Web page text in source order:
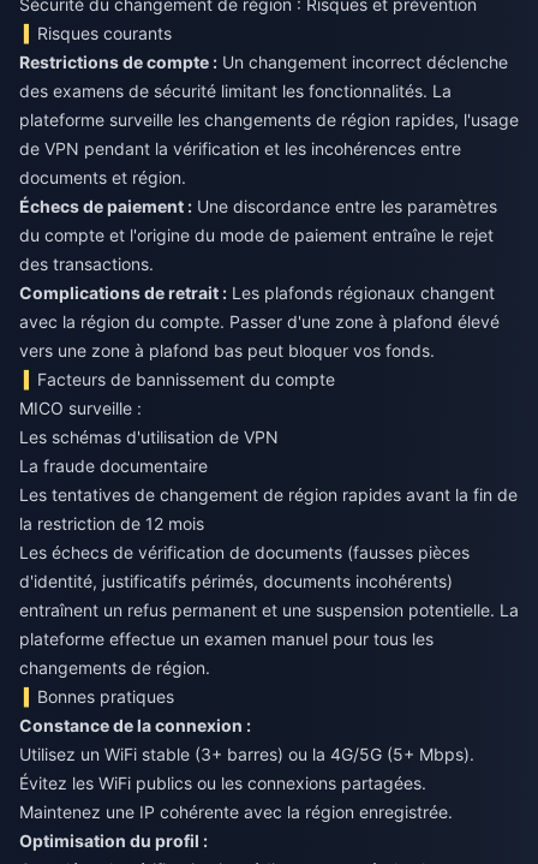
Sécurité du changement de région : Risques et prévention
Risques courants
Restrictions de compte : Un changement incorrect déclenche
des examens de sécurité limitant les fonctionnalités. La
plateforme surveille les changements de région rapides, l'usage
de VPN pendant la vérification et les incohérences entre
documents et région.
Échecs de paiement : Une discordance entre les paramètres
du compte et l'origine du mode de paiement entraîne le rejet
des transactions.
Complications de retrait : Les plafonds régionaux changent
avec la région du compte. Passer d'une zone à plafond élevé
vers une zone à plafond bas peut bloquer vos fonds.
Facteurs de bannissement du compte
MICO surveille :
Les schémas d'utilisation de VPN
La fraude documentaire
Les tentatives de changement de région rapides avant la fin de
la restriction de 12 mois
Les échecs de vérification de documents (fausses pièces
d'identité, justificatifs périmés, documents incohérents)
entraînent un refus permanent et une suspension potentielle. La
plateforme effectue un examen manuel pour tous les
changements de région.
Bonnes pratiques
Constance de la connexion :
Utilisez un WiFi stable (3+ barres) ou la 4G/5G (5+ Mbps).
Évitez les WiFi publics ou les connexions partagées.
Maintenez une IP cohérente avec la région enregistrée.
Optimisation du profil :